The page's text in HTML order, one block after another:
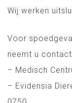
Wij werken
Voor
neemt u
– Medisch
– Evidensia